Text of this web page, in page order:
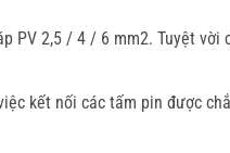
PV 2,5 / 4 / 6 mm2. Tuyệt vời
kết nối các tấm pin được